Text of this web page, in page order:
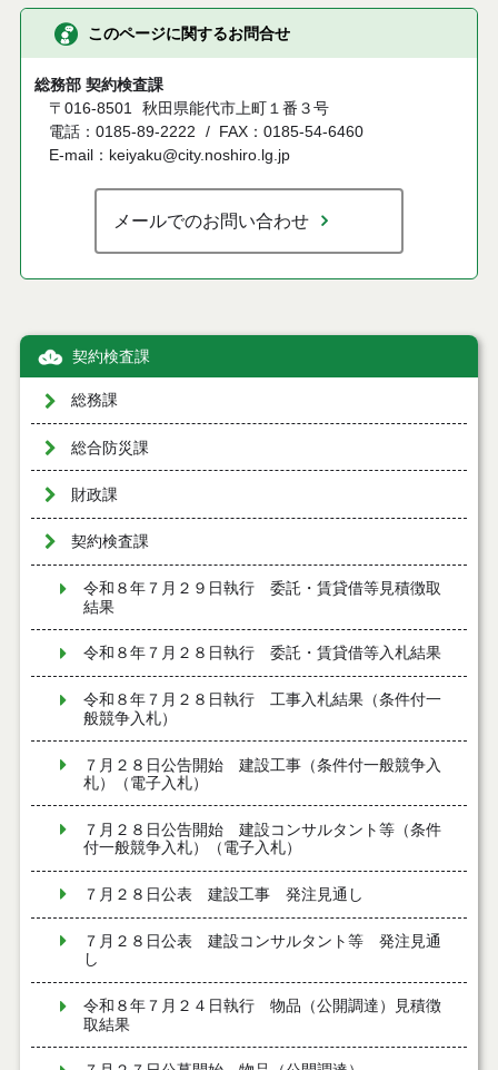
このページに関するお問合せ
総務部 契約検査課
〒016-8501 秋田県能代市上町１番３号
電話：0185-89-2222
FAX：0185-54-6460
E-mail：keiyaku@city.noshiro.lg.jp
メールでのお問い合わせ
契約検査課
総務課
総合防災課
財政課
契約検査課
令和８年７月２９日執行 委託・賃貸借等見積徴取
結果
令和８年７月２８日執行 委託・賃貸借等入札結果
令和８年７月２８日執行 工事入札結果（条件付一
般競争入札）
７月２８日公告開始 建設工事（条件付一般競争入
札）（電子入札）
７月２８日公告開始 建設コンサルタント等（条件
付一般競争入札）（電子入札）
７月２８日公表 建設工事 発注見通し
７月２８日公表 建設コンサルタント等 発注見通
し
令和８年７月２４日執行 物品（公開調達）見積徴
取結果